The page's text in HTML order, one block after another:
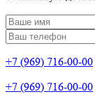
+7 (969) 716-00-00
+7 (969) 716-00-00